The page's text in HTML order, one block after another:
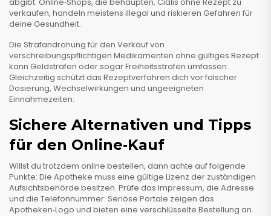
verkaufen, handeln meistens illegal und riskieren Gefahren für
deine Gesundheit.
Die Strafandrohung für den Verkauf von
verschreibungspflichtigen Medikamenten ohne gültiges Rezept
kann Geldstrafen oder sogar Freiheitsstrafen umfassen.
Gleichzeitig schützt das Rezeptverfahren dich vor falscher
Dosierung, Wechselwirkungen und ungeeigneten
Einnahmezeiten.
Sichere Alternativen und Tipps
für den Online‑Kauf
Willst du trotzdem online bestellen, dann achte auf folgende
Punkte: Die Apotheke muss eine gültige Lizenz der zuständigen
Aufsichtsbehörde besitzen. Prüfe das Impressum, die Adresse
und die Telefonnummer. Seriöse Portale zeigen das
Apotheken‑Logo und bieten eine verschlüsselte Bestellung an.